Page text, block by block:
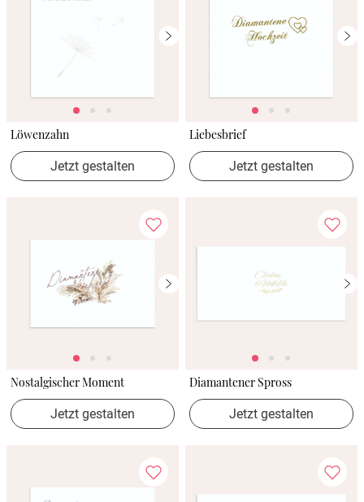
Löwenzahn
Jetzt gestalten
Liebesbrief
Jetzt gestalten
Nostalgischer Moment
Jetzt gestalten
Diamantener Spross
Jetzt gestalten